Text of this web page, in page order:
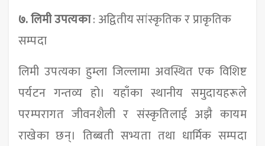
७.लिमी उपत्यका: अद्वितीय सांस्कृतिक र प्राकृतिक
सम्पदा
लिमी उपत्यका हुम्ला जिल्लामा अवस्थित एक विशिष्ट
पर्यटन गन्तव्य हो। यहाँका स्थानीय समुदायहरूले
परम्परागत जीवनशैली र संस्कृतिलाई अझै कायम
राखेका छन्। तिब्बती सभ्यता तथा धार्मिक सम्पदा